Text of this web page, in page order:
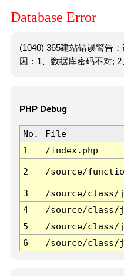
Database Error
(1040) 365建站错误警告
因：1、数据库密码不对; 2
PHP Debug
No. File
1
/index.php
2 /source/
3 /source/class/
4
/source/class/
5
/source/class/
6
/source/class/